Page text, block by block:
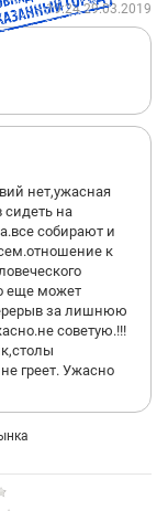
19:24 29.03.2019
нет,ужасная
сидеть на
собирают и
к
еще может
за лишнюю
советую.!!!
греет. Ужасно